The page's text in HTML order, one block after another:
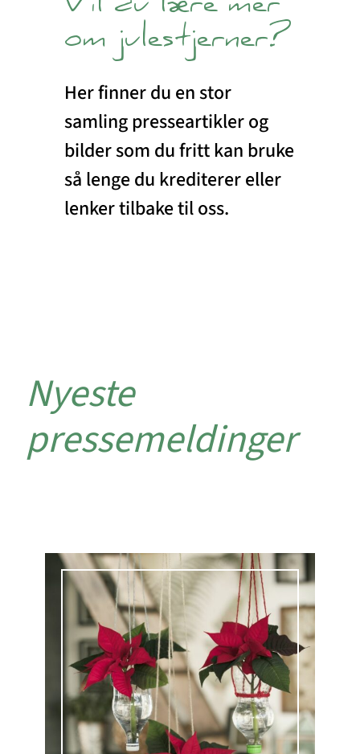
Vil du lære mer
om julestjerner?
Her finner du en stor
samling presseartikler og
bilder som du fritt kan bruke
så lenge du krediterer eller
lenker tilbake til oss.
Nyeste
pressemeldinger